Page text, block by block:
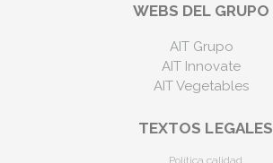
WEBS DEL GRUPO
AIT Grupo
AIT Innovate
AIT Vegetables
TEXTOS LEGALES
Política calidad